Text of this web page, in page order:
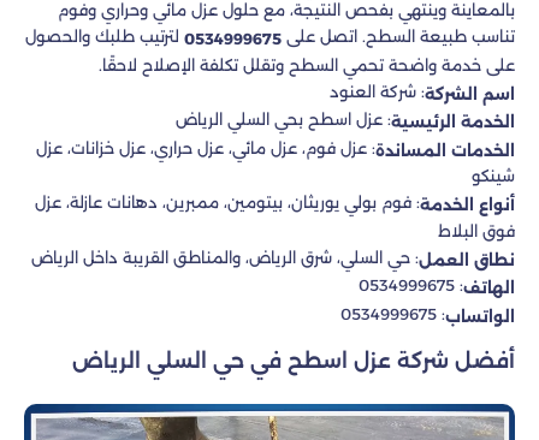
بالمعاينة وينتهي بفحص النتيجة، مع حلول عزل مائي وحراري وفوم
تناسب طبيعة السطح. اتصل على 0534999675 لترتيب طلبك والحصول
على خدمة واضحة تحمي السطح وتقلل تكلفة الإصلاح لاحقًا.
اسم الشركة: شركة العنود
الخدمة الرئيسية: عزل اسطح بحي السلي الرياض
الخدمات المساندة: عزل فوم، عزل مائي، عزل حراري، عزل خزانات، عزل
شينكو
أنواع الخدمة: فوم بولي يوريثان، بيتومين، ممبرين، دهانات عازلة، عزل
فوق البلاط
نطاق العمل: حي السلي، شرق الرياض، والمناطق القريبة داخل الرياض
الهاتف: 0534999675
الواتساب: 0534999675
أفضل شركة عزل اسطح في حي السلي الرياض